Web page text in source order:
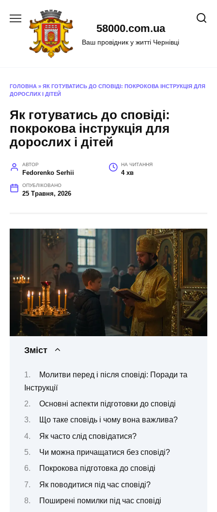
58000.com.ua
Ваш провідник у житті Чернівці
ГОЛОВНА » ЯК ГОТУВАТИСЬ ДО СПОВІДІ: ПОКРОКОВА ІНСТРУКЦІЯ ДЛЯ
ДОРОСЛИХ І ДІТЕЙ
Як готуватись до сповіді:
покрокова інструкція для
дорослих і дітей
АВТОР
Fedorenko Serhii
НА ЧИТАННЯ
4 хв
ОПУБЛІКОВАНО
25 Травня, 2026
Зміст
Молитви перед і після сповіді: Поради та
Інструкції
Основні аспекти підготовки до сповіді
Що таке сповідь і чому вона важлива?
Як часто слід сповідатися?
Чи можна причащатися без сповіді?
Покрокова підготовка до сповіді
Як поводитися під час сповіді?
Поширені помилки під час сповіді